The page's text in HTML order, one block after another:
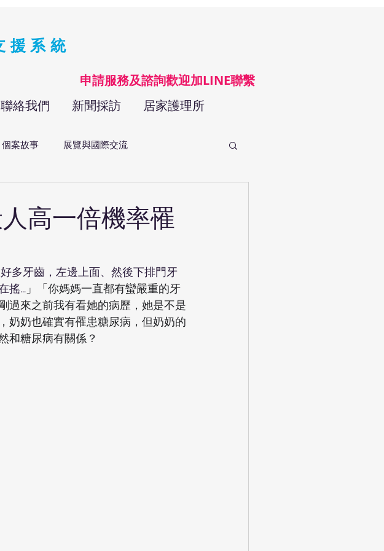
援系統
​申請服務及諮詢歡迎加LINE聯繫
聯絡我們 新聞採訪 居家護理所
個案故事 展覽與國際交流
高一倍機率罹
多牙齒，左邊上面、然後下排門牙
搖... 」「你媽媽一直都有蠻嚴重的牙
過來之前我有看她的病歷，她是不是
奶奶也確實有罹患糖尿病，但奶奶的
和糖尿病有關係？